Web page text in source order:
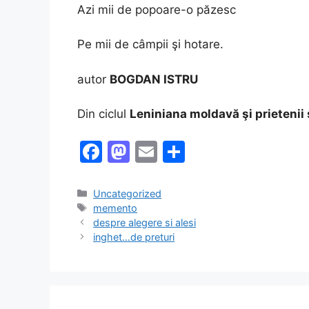
Azi mii de popoare-o păzesc
Pe mii de câmpii şi hotare.
autor BOGDAN ISTRU
Din ciclul Leniniana moldavă şi prietenii
F
c
e
b
M
st
o
d
E
ai
l
e
Categories
Uncategorized
Tags
memento
despre alegere si alesi
inghet…de preturi